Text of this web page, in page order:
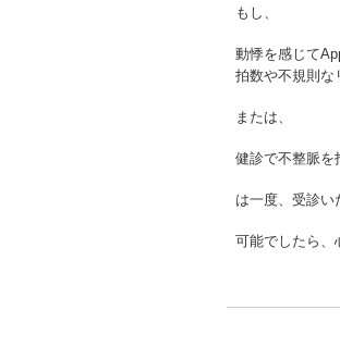
もし、
動悸を感じて
拍数や不規則な
または、
健診で不整脈を
は一度、受診い
可能でしたら、